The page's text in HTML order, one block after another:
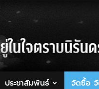
ประชาสัมพันธ์ จัดซื้อ